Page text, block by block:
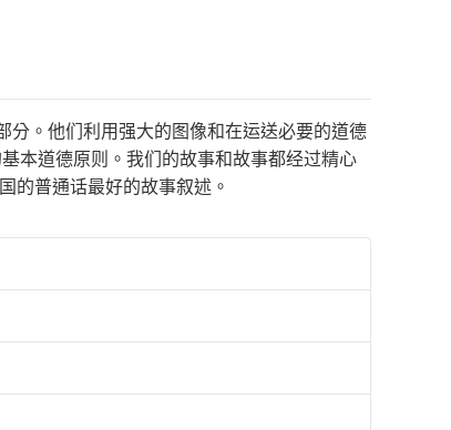
分。他们利用强大的图像和在运送必要的道德
本道德原则。我们的故事和故事都经过精心
的普通话最好的故事叙述。